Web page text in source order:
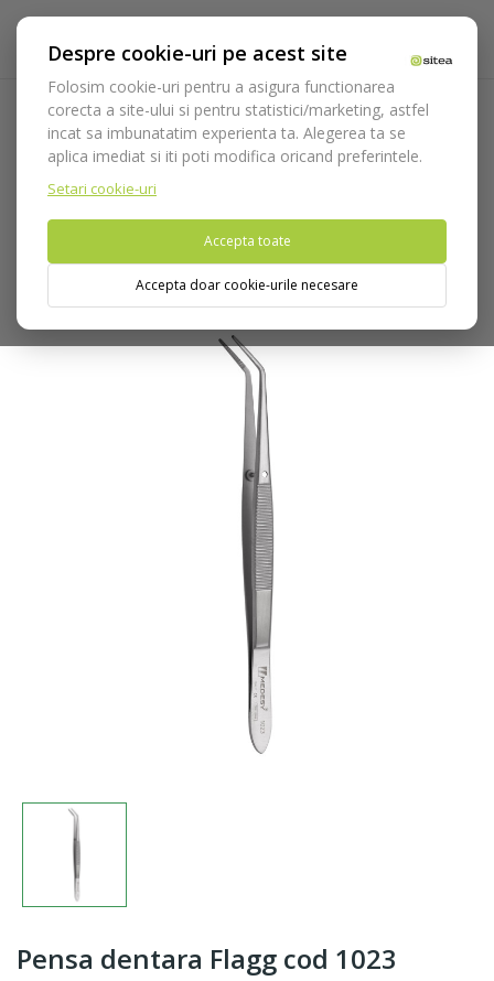
Despre cookie-uri pe acest site
Folosim cookie-uri pentru a asigura functionarea
corecta a site-ului si pentru statistici/marketing, astfel
incat sa imbunatatim experienta ta. Alegerea ta se
aplica imediat si iti poti modifica oricand preferintele.
Setari cookie-uri
Accepta toate
Accepta doar cookie-urile necesare
Acasa Instrumentar
Diagnostic, parodontologie si
restaurare
Diagnostic Pense dentare
Pensa dentara
Flagg cod 1023
Nu puteti plasa comenzi din tara din care accesati website-ul
(United States).
Pensa dentara Flagg cod 1023